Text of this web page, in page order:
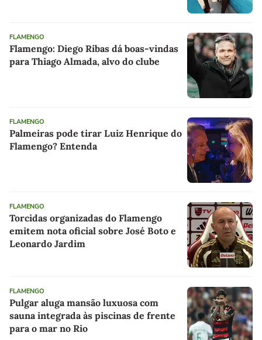
FLAMENGO
Flamengo: Diego Ribas dá boas-vindas
para Thiago Almada, alvo do clube
FLAMENGO
Palmeiras pode tirar Luiz Henrique do
Flamengo? Entenda
FLAMENGO
Torcidas organizadas do Flamengo
emitem nota oficial sobre José Boto e
Leonardo Jardim
FLAMENGO
Pulgar aluga mansão luxuosa com
sauna integrada às piscinas de frente
para o mar no Rio